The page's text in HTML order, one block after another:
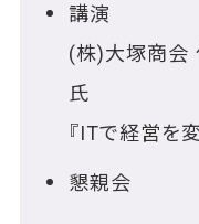
講演
(株)大塚商会
氏
『ITで経営を
懇親会